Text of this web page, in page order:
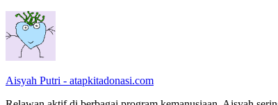
Aisyah Putri - atapkitadonasi.com